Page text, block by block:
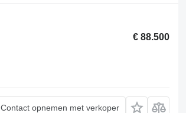
€ 88.500
Contact opnemen met verkoper